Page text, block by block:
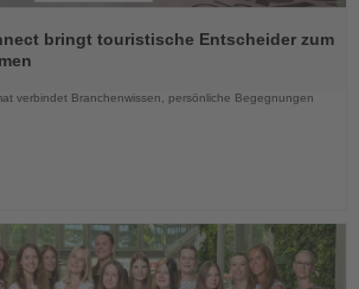
bringt touristische Entscheider zum
verbindet Branchenwissen, persönliche Begegnungen